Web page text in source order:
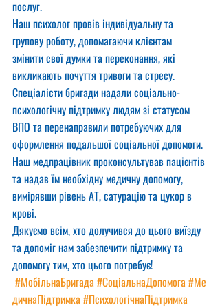
послуг.
Наш психолог провів індивідуальну та
групову роботу, допомагаючи клієнтам
змінити свої думки та переконання, які
викликають почуття тривоги та стресу.
Спеціалісти бригади надали соціально-
психологічну підтримку людям зі статусом
ВПО та перенаправили потребуючих для
оформлення подальшої соціальної допомоги.
Наш медпрацівник проконсультував пацієнтів
та надав їм необхідну медичну допомогу,
вимірявши рівень АТ, сатурацію та цукор в
крові.
Дякуємо всім, хто долучився до цього виїзду
та допоміг нам забезпечити підтримку та
допомогу тим, хто цього потребує!
#МобільнаБригада#СоціальнаДопомога#Ме
дичнаПідтримка#ПсихологічнаПідтримка